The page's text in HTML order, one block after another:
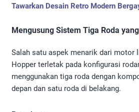
Tawarkan Desain Retro Modern
Mengusung Sistem Tiga Roda
Salah satu aspek menarik dari motor
Hopper terletak pada konfigurasi
menggunakan tiga roda dengan
depan dan satu roda di belakang.